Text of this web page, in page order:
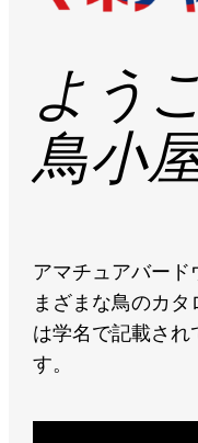
よう
鳥小
アマチュアバード
まざまな鳥のカ
は学名で記載され
す。